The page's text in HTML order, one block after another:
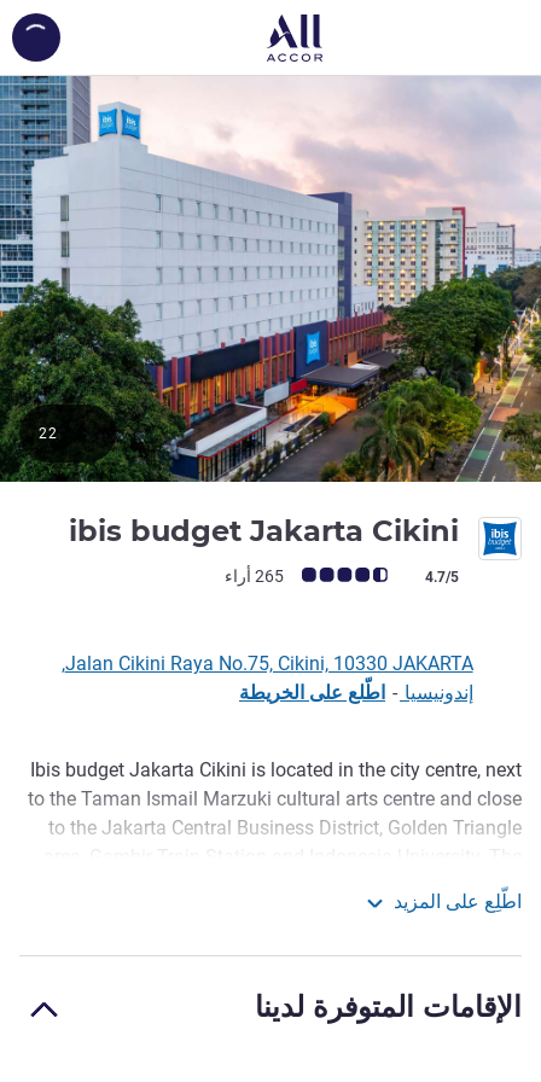
ibis budget Jakarta Cikini
ملاحظة أراء العملاء (رأي ALL)
4.7/5 265 أراء
22
Jalan Cikini Raya No.75, Cikini, 10330 JAKARTA,
إندونيسيا - اطّلع على الخريطة
الوصف
Ibis budget Jakarta Cikini is located in the city centre, next
to the Taman Ismail Marzuki cultural arts centre and close
to the Jakarta Central Business District, Golden Triangle
150 rooms feature the new ibis bedding with a choice of
either one queen bed or a queen and a single. Ibis budget
Ibis Budget Jakarta Cikini located near Taman Ismail
اطّلِع على المزيد
الإقامات المتوفرة لدينا